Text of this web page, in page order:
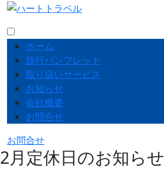
ホーム
旅行パンフレット
取り扱いサービス
お知らせ
会社概要
お問合せ
お問合せ
2月定休日のお知らせ